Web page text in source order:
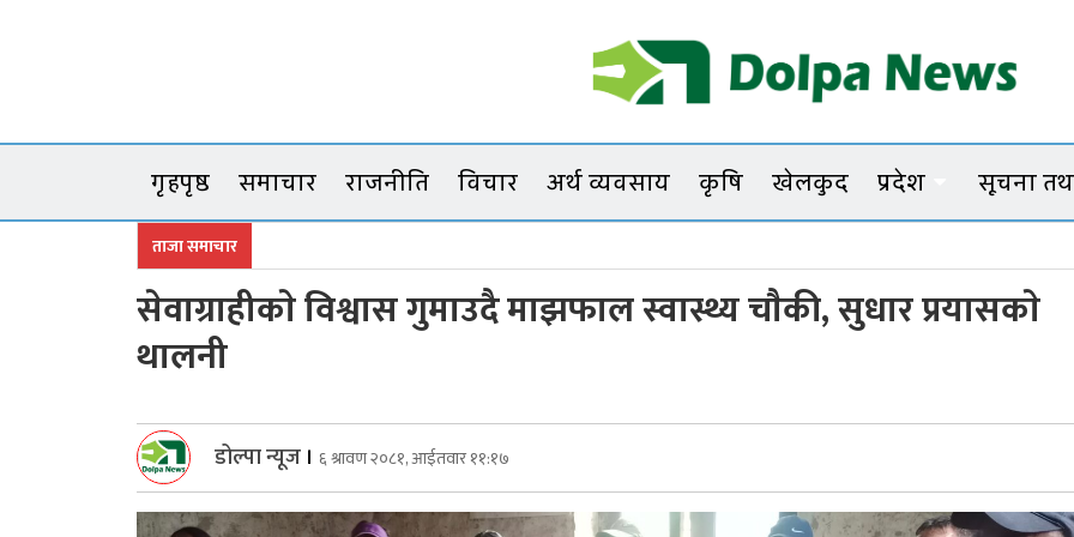
Dolpanews
गृहपृष्ठ समाचार राजनीति विचार अर्थ व्यवसाय कृषि खेलकुद प्रदेश सूचना
ताजा समाचार
सेवाग्राहीकाे विश्वास गुमाउदै माझफाल स्वास्थ्य चाैकी, सुधार प्रयासकाे
थालनी
डोल्पा न्यूज । ६ श्रावण २०८१, आईतवार ११:१७